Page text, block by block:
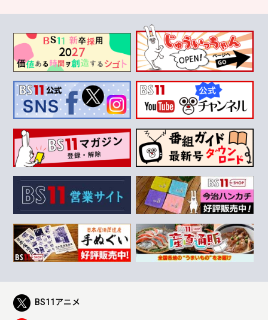
BS11アニメ